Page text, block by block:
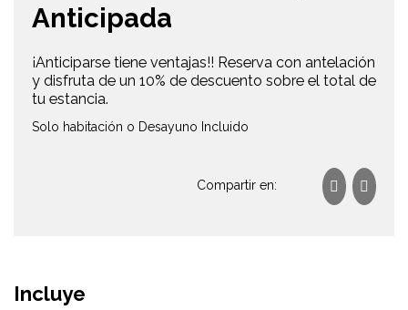
Anticipada
¡Anticiparse tiene ventajas!! Reserva con antelación
y disfruta de un 10% de descuento sobre el total de
tu estancia.
Solo habitación o Desayuno Incluido
Compartir en:
Incluye